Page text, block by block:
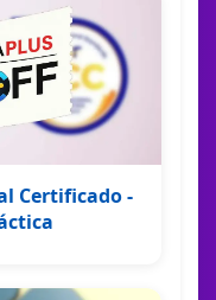
Certificado -